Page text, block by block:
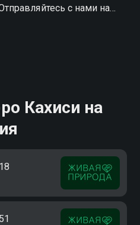
с нами на
Кахиси на